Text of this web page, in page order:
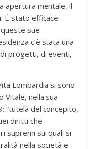
apertura mentale, il
È stato efficace
sue
c’è stata una
progetti, di eventi,
Lombardia si sono
Vitale, nella sua
“tutela del concepito,
diritti che
supremi sui quali si
nella società e